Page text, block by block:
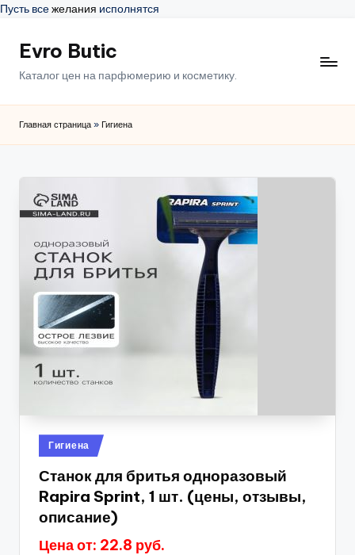
Пусть всежелания исполнятся
ПерейтиEvro Butic
Каталог цен на парфюмерию и косметику.
Главная страница » Гигиена
Опубликовано
в
Гигиена
Станок для бритья одноразовый
Rapira Sprint, 1 шт. (цены, отзывы,
описание)
Цена от: 22.8 руб.